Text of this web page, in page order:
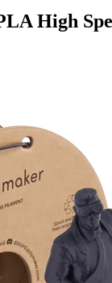
High